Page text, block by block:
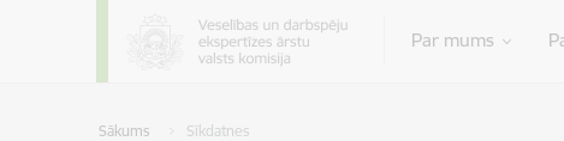
Par mums
Sākums Sīkdatnes